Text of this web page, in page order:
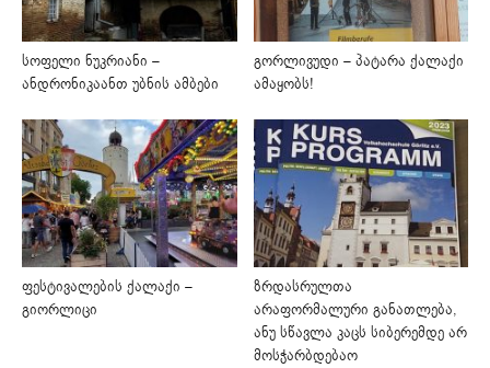
სოფელი ნუკრიანი –
ანდრონიკაანთ უბნის ამბები
გორლივუდი – პატარა ქალაქი
ამაყობს!
ფესტივალების ქალაქი –
გიორლიცი
ზრდასრულთა
არაფორმალური განათლება,
ანუ სწავლა კაცს სიბერემდე არ
მოსჭარბდებაო